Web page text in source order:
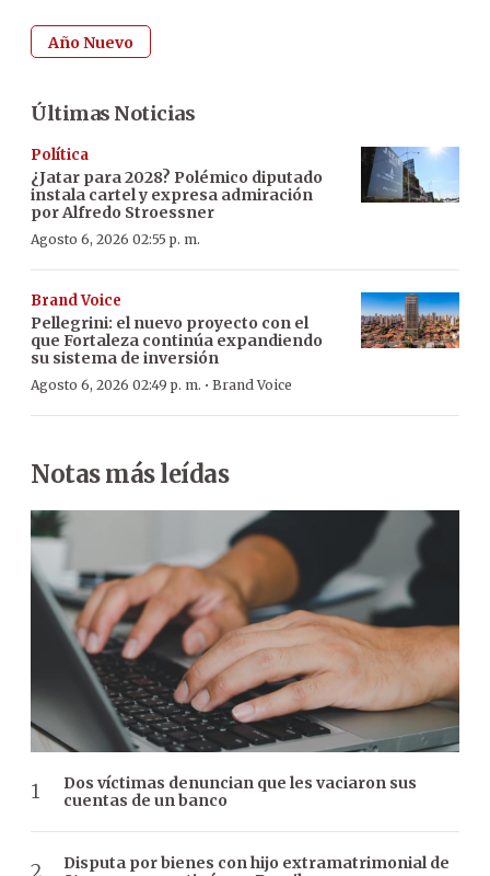
Año Nuevo
Últimas Noticias
Política
¿Jatar para 2028? Polémico diputado
instala cartel y expresa admiración
por Alfredo Stroessner
Agosto 6, 2026 02:55 p. m.
Brand Voice
Pellegrini: el nuevo proyecto con el
que Fortaleza continúa expandiendo
su sistema de inversión
Agosto 6, 2026 02:49 p. m. · Brand Voice
Notas más leídas
Dos víctimas denuncian que les vaciaron sus
cuentas de un banco
Disputa por bienes con hijo extramatrimonial de